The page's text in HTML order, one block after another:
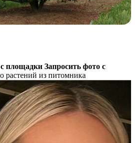
площадки Запросить фото с
из питомника